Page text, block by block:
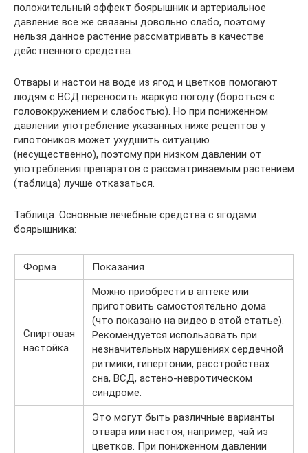
положительный эффект боярышник и артериальное
давление все же связаны довольно слабо, поэтому
нельзя данное растение рассматривать в качестве
действенного средства.
Отвары и настои на воде из ягод и цветков помогают
людям с ВСД переносить жаркую погоду (бороться с
головокружением и слабостью). Но при пониженном
давлении употребление указанных ниже рецептов у
гипотоников может ухудшить ситуацию
(несущественно), поэтому при низком давлении от
употребления препаратов с рассматриваемым растением
(таблица) лучше отказаться.
Таблица. Основные лечебные средства с ягодами
боярышника:
Форма Показания
Спиртовая
настойка
Можно приобрести в аптеке или
приготовить самостоятельно дома
(что показано на видео в этой статье).
Рекомендуется использовать при
незначительных нарушениях сердечной
ритмики, гипертонии, расстройствах
сна, ВСД, астено-невротическом
синдроме.
Это могут быть различные варианты
отвара или настоя, например, чай из
цветков. При пониженном давлении